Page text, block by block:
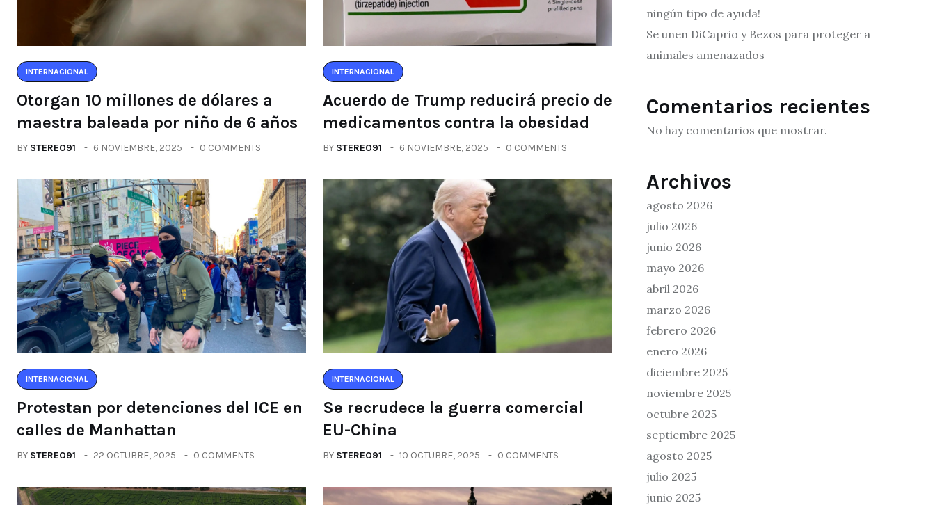
INTERNACIONAL
Otorgan 10 millones de dólares a
maestra baleada por niño de 6 años
BY STEREO91 6 NOVIEMBRE, 2025 0 COMMENTS
INTERNACIONAL
Acuerdo de Trump reducirá precio de
medicamentos contra la obesidad
BY STEREO91 6 NOVIEMBRE, 2025 0 COMMENTS
INTERNACIONAL
Protestan por detenciones del ICE en
calles de Manhattan
BY STEREO91 22 OCTUBRE, 2025 0 COMMENTS
INTERNACIONAL
Se recrudece la guerra comercial
EU-China
BY STEREO91 10 OCTUBRE, 2025 0 COMMENTS
ningún tipo de ayuda!
Se unen DiCaprio y Bezos para proteger a
animales amenazados
Comentarios recientes
No hay comentarios que mostrar.
Archivos
agosto 2026
julio 2026
junio 2026
mayo 2026
abril 2026
marzo 2026
febrero 2026
enero 2026
diciembre 2025
noviembre 2025
octubre 2025
septiembre 2025
agosto 2025
julio 2025
junio 2025